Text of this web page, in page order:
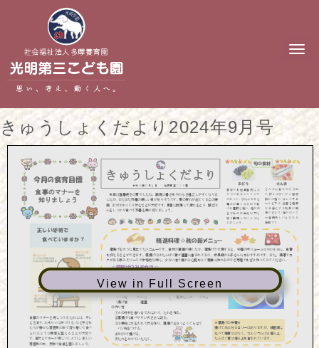
N
t
きゅうしょくだより2024年9月号
View in Full Screen